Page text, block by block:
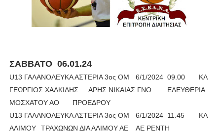
U21: Τεράστια πρόκριση για τον Πανελευσινιακό στον
ΣΑΒΒΑΤΟ 06.01.24
U13 ΓΑΛΑΝΟΛΕΥΚΑ ΑΣΤΕΡΙΑ 3ος ΟΜ 6/1/2024 09.00
ΚΛ
ΓΕΩΡΓΙΟΣ ΧΑΛΚΙΔΗΣ
ΑΡΗΣ ΝΙΚΑΙΑΣ ΓΝΟ
ΕΛΕΥΘΕΡΙΑ
ΜΟΣΧΑΤΟΥ ΑΟ
ΠΡΟΕΔΡΟΥ
U13 ΓΑΛΑΝΟΛΕΥΚΑ ΑΣΤΕΡΙΑ 3ος ΟΜ
6/1/2024 11.45
ΚΛ
ΑΛΙΜΟΥ
ΤΡΑΧΩΝΩΝ ΔΙΑ ΑΛΙΜΟΥ ΑΕ
ΑΕ ΡΕΝΤΗ